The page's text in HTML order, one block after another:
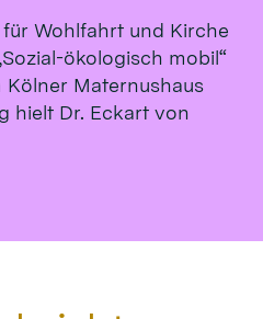
Wohl­fahrt und Kirche
öko­logisch mo­bil“
Ma­ternus­haus
hielt Dr. Eckart von